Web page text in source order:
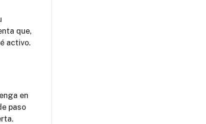
que,
activo.
en
paso